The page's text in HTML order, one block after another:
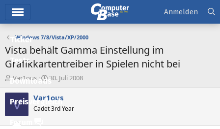
Ticker
Tests
Downloads
Preisvergleich
Forum
Anmelden
Windows 7/8/Vista/XP/2000
Vista behält Gamma Einstellung im
Grafikkartentreiber in Spielen nicht bei
E
r
s
t
Var1ous
E
r
s
e
30. Juli 2008
V Var1ous
Cadet 3rd Year